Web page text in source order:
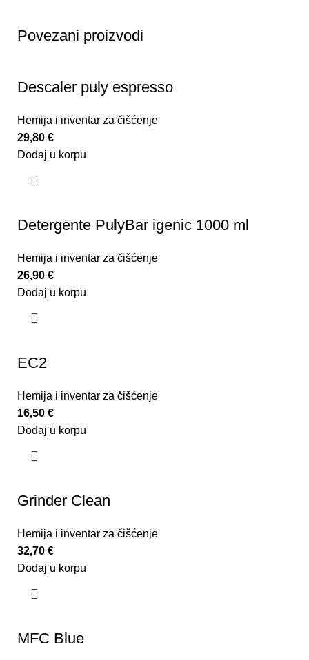
Povezani proizvodi
Descaler puly espresso
Hemija i inventar za čišćenje
29,80 €
Dodaj u korpu
Detergente PulyBar igenic 1000 ml
Hemija i inventar za čišćenje
26,90 €
Dodaj u korpu
EC2
Hemija i inventar za čišćenje
16,50 €
Dodaj u korpu
Grinder Clean
Hemija i inventar za čišćenje
32,70 €
Dodaj u korpu
MFC Blue